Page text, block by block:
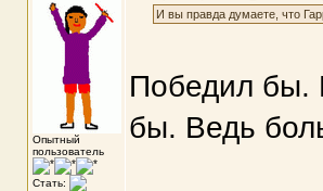
Опытный
пользователь
Стать:
И вы правда думаете, что
Победил бы.
бы. Ведь